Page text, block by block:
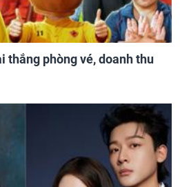
thắng phòng vé, doanh thu